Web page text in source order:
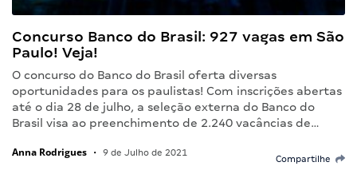
Concurso Banco do Brasil: 927 vagas em São
Paulo! Veja!
O concurso do Banco do Brasil oferta diversas
oportunidades para os paulistas! Com inscrições abertas
até o dia 28 de julho, a seleção externa do Banco do
Brasil visa ao preenchimento de 2.240 vacâncias de…
Anna Rodrigues • 9 de Julho de 2021
Compartilhe